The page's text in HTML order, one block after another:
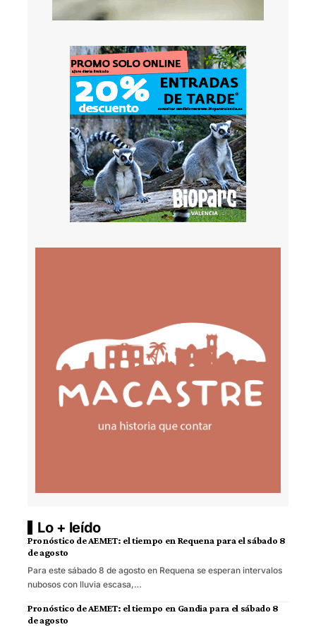
Lo + leído
Pronóstico de AEMET: el tiempo en Requena para el sábado 8
de agosto
Para este sábado 8 de agosto en Requena se esperan intervalos
nubosos con lluvia escasa,…
Pronóstico de AEMET: el tiempo en Gandia para el sábado 8
de agosto